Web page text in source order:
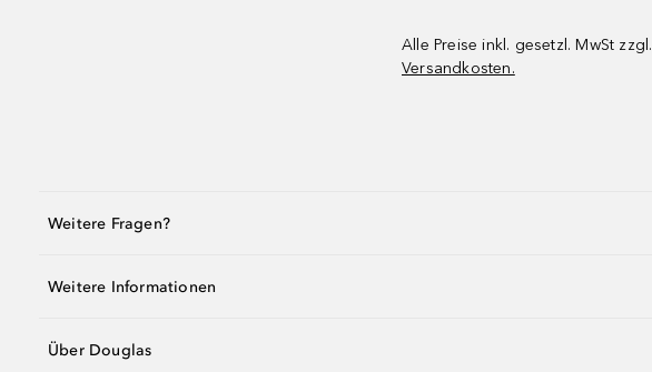
Alle Preise inkl. gesetzl. MwSt zzgl.
Versandkosten.
Weitere Fragen?
Weitere Informationen
Über Douglas